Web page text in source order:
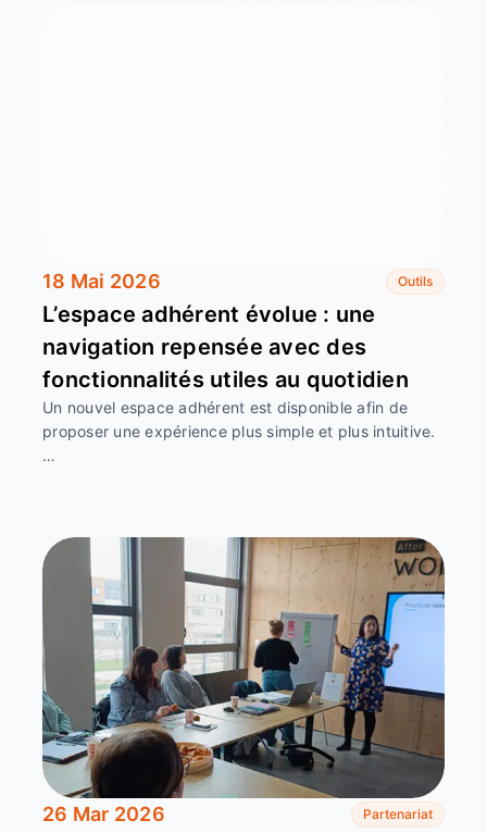
18 Mai 2026 Outils
L’espace adhérent évolue : une
navigation repensée avec des
fonctionnalités utiles au quotidien
Un nouvel espace adhérent est disponible afin de
proposer une expérience plus simple et plus intuitive.
…
26 Mar 2026 Partenariat